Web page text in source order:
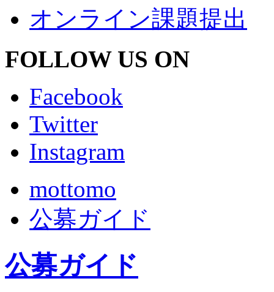
オンライン課題提出
FOLLOW US ON
Facebook
Twitter
Instagram
mottomo
公募ガイド
公募ガイド